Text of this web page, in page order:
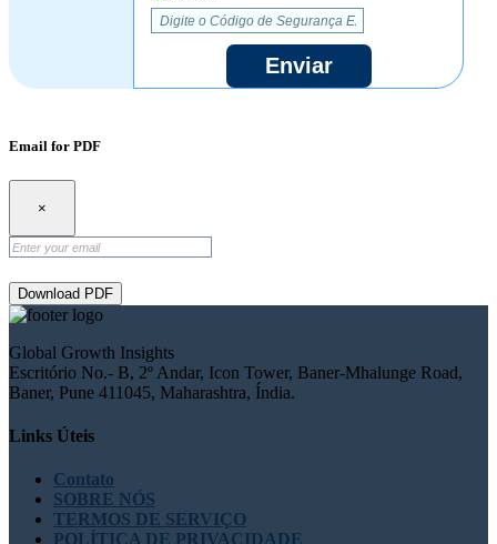
Enviar
Email for PDF
×
Download PDF
Global Growth Insights
Escritório No.- B, 2º Andar, Icon Tower, Baner-Mhalunge Road,
Baner, Pune 411045, Maharashtra, Índia.
Links Úteis
Contato
SOBRE NÓS
TERMOS DE SERVIÇO
POLÍTICA DE PRIVACIDADE